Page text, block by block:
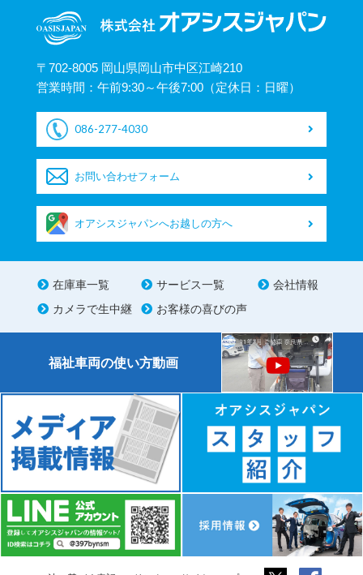
〒702-8005 岡山県岡山市中区江崎210
営業時間：午前9:30～午後7:00（定休日：日曜）
086-277-4030
お問い合わせフォーム
オアシスジャパンへお越しの方へ
在庫車一覧 サービス一覧
会社情報
カメラで生中継
お客様の喜びの声
福祉車両の使い方動画